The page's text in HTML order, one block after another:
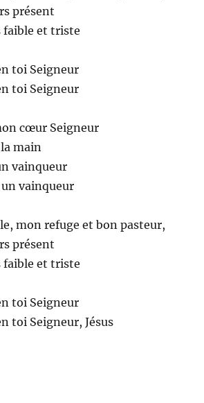
présent
faible et triste
toi Seigneur
toi Seigneur
cœur Seigneur
main
vainqueur
vainqueur
mon refuge et bon pasteur,
présent
faible et triste
toi Seigneur
toi Seigneur, Jésus